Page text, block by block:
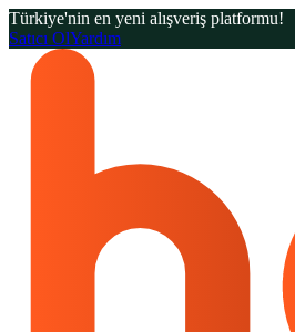
Türkiye'nin en yeni alışveriş platformu!
Satıcı OlYardım